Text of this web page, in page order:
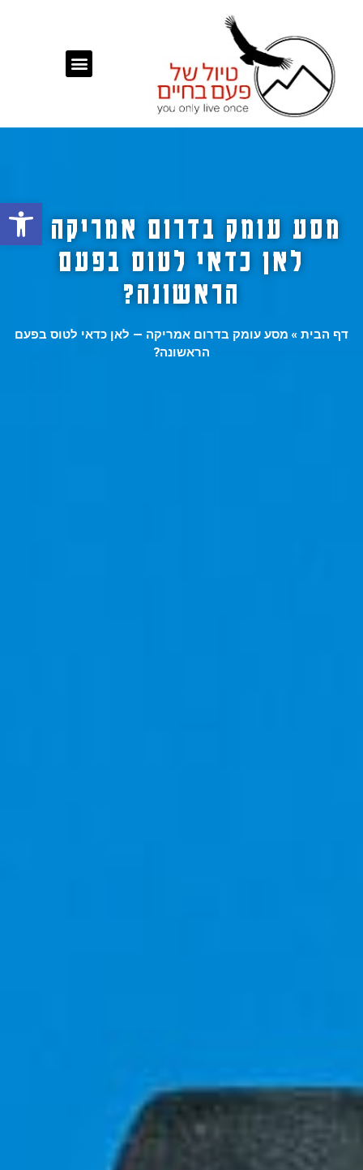
מסע עומק בדרום אמריקה —
לאן כדאי לטוס בפעם
הראשונה?
דף הבית » מסע עומק בדרום אמריקה — לאן כדאי לטוס בפעם
הראשונה?